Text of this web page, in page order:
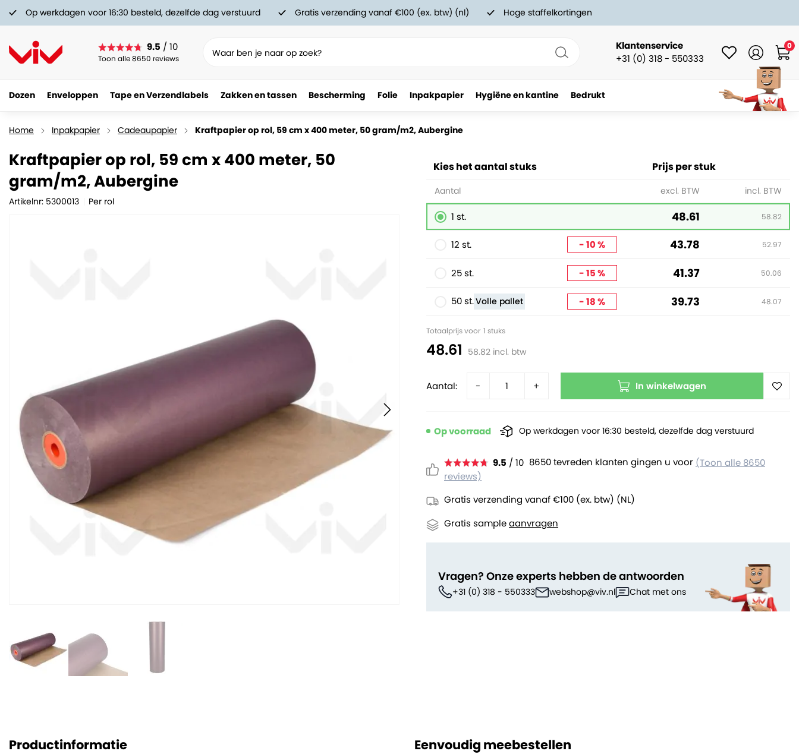
Op werkdagen voor 16:30 besteld, dezelfde dag verstuurd Gratis verzending vanaf €100 (ex. btw) (nl) Hoge staffelkortingen
Klantenservice
+31 (0) 318 - 550333
9.5 / 10
Toon alle 8650 reviews
0
Dozen Enveloppen Tape en Verzendlabels Zakken en tassen Bescherming Folie Inpakpapier Hygiëne en kantine Bedrukt
Home Inpakpapier Cadeaupapier Kraftpapier op rol, 59 cm x 400 meter, 50 gram/m2, Aubergine
Kraftpapier op rol, 59 cm x 400 meter, 50
gram/m2, Aubergine
Artikelnr: 5300013 Per rol
Aantal: - +
Totaalprijs voor 1 stuks
48.61 58.82 incl. btw
In winkelwagen
9.5 / 10 8650 tevreden klanten gingen u voor (Toon alle 8650
reviews)
Gratis verzending vanaf €100 (ex. btw) (NL)
Gratis sampleaanvragen
Kies het aantal stuks Prijs per stuk
Aantal excl. BTW incl. BTW
1 st. 48.61 58.82
12 st. - 10 % 43.78 52.97
25 st. - 15 % 41.37 50.06
50 st.Volle pallet - 18 % 39.73 48.07
Op voorraad Op werkdagen voor 16:30 besteld, dezelfde dag verstuurd
Vragen? Onze experts hebben de antwoorden
+31 (0) 318 - 550333 webshop@viv.nl Chat met ons
Productinformatie Eenvoudig meebestellen